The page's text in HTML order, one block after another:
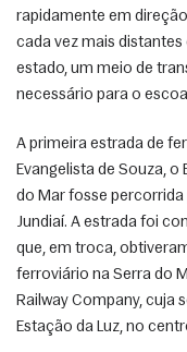
rapidamente em
cada vez mais
estado, um meio de
necessário para o
A primeira estrada de
Evangelista de Souza,
do Mar fosse
Jundiaí. A estrada foi
que, em troca,
ferroviário na Serra do
Railway Company, cuja
Estação da Luz, no